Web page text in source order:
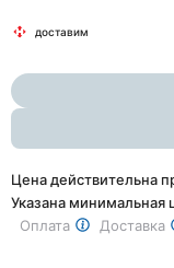
1
2
доставим
Цена действительна
Указана минимальная
Оплата
Доставка